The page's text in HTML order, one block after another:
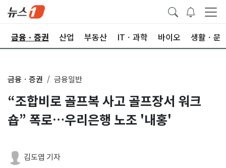
금융ㆍ증권 산업 부동산 ITㆍ과학 바이오 생활ㆍ문
금융ㆍ증권 금융일반
“조합비로 골프복 사고 골프장서 워크
숍” 폭로…우리은행 노조 '내홍'
김도엽 기자